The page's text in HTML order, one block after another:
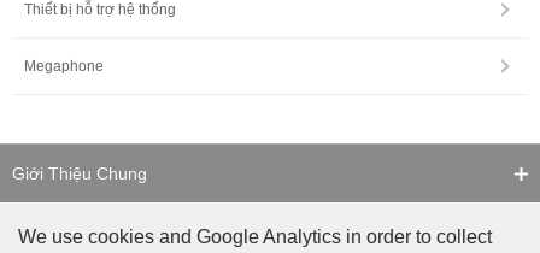
Thiết bị hỗ trợ hệ thống
Megaphone
Giới Thiệu Chung
Liên Hệ
We use cookies and Google Analytics in order to collect